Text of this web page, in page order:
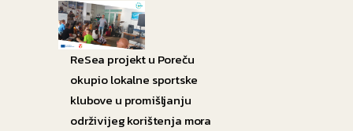
ReSea projekt u Poreču
okupio lokalne sportske
klubove u promišljanju
održivijeg korištenja mora